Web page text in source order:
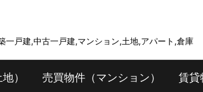
戸建,中古一戸建,マンション,土地,アパート,倉庫
） 売買物件（マンション） 賃貸